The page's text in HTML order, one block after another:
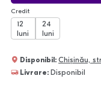
Credit
12
luni
24
luni
Disponibil: Chișinău,
Livrare: Disponibil